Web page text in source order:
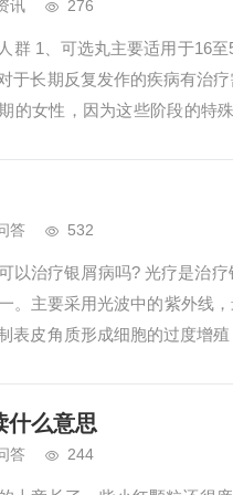
讯 276
群 1、可选丸主要适用于16
于长期反复发作的疾病有治
的女性，因为这些阶段的特
答 532
以治疗银屑病吗? 光疗是治
。主要采用光波中的紫外线
表皮角质形成细胞的过度增
什么意思
答 244